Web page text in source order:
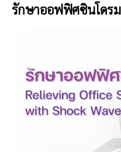
รักษาออฟฟิศซินโดรม